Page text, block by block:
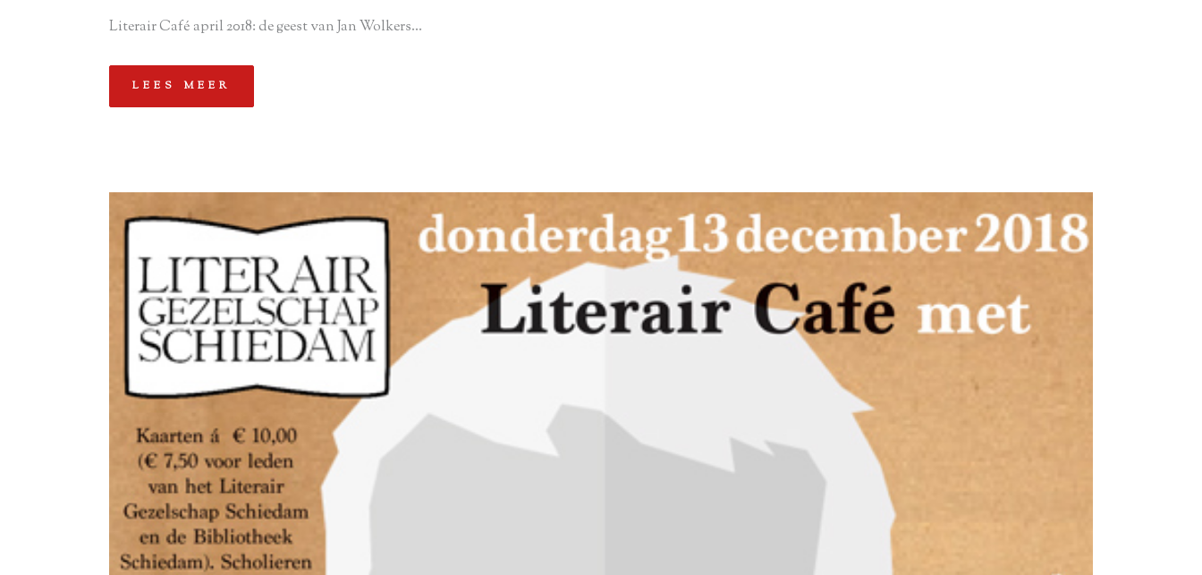
Literair Café april 2018: de geest van Jan Wolkers...
LEES MEER